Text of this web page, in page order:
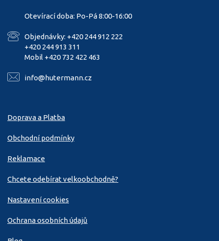
Otevírací doba: Po-Pá 8:00-16:00
Objednávky: +420 244 912 222
+420 244 913 311
Mobil +420 732 422 463
info@hutermann.cz
Doprava a Platba
Obchodní podmínky
Reklamace
Chcete odebírat velkoobchodně?
Nastavení cookies
Ochrana osobních údajů